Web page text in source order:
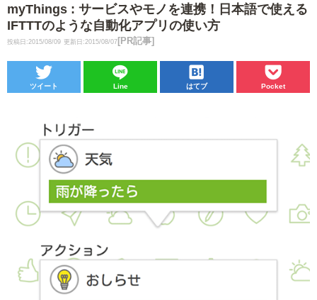
myThings : サービスやモノを連携！日本語で使える
IFTTTのような自動化アプリの使い方
投稿日:2015/08/09 更新日:2015/08/07 [PR記事]
ツイート Line はてブ Pocket